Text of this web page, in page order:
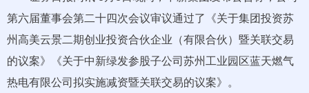
第六届董事会第二十四次会议审议通过了《关于集团投资苏
州高美云景二期创业投资合伙企业（有限合伙）暨关联交易
的议案》《关于中新绿发参股子公司苏州工业园区蓝天燃气
热电有限公司拟实施减资暨关联交易的议案》。